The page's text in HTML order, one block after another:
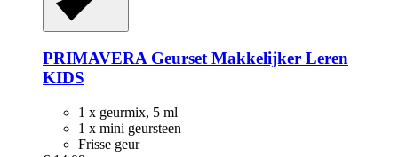
PRIMAVERA Geurset Makkelijker Leren
KIDS
1 x geurmix, 5 ml
1 x mini geursteen
Frisse geur